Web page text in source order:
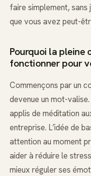
faire simplement,
que vous avez peut-
Pourquoi la pleine
fonctionner pour
Commençons par un
devenue un mot-
applis de méditation
entreprise. L’idée de
attention au moment
aider à réduire le
mieux réguler ses